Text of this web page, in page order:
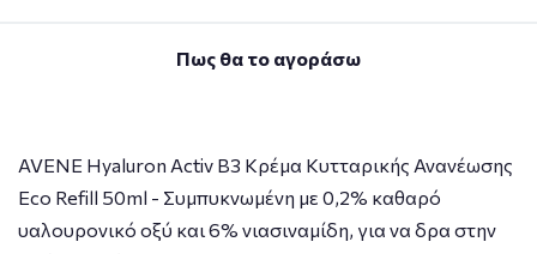
Πως θα το αγοράσω
AVENE Hyaluron Activ B3 Κρέμα Κυτταρικής Ανανέωσης
Eco Refill 50ml - Συμπυκνωμένη με 0,2% καθαρό
υαλουρονικό οξύ και 6% νιασιναμίδη, για να δρα στην